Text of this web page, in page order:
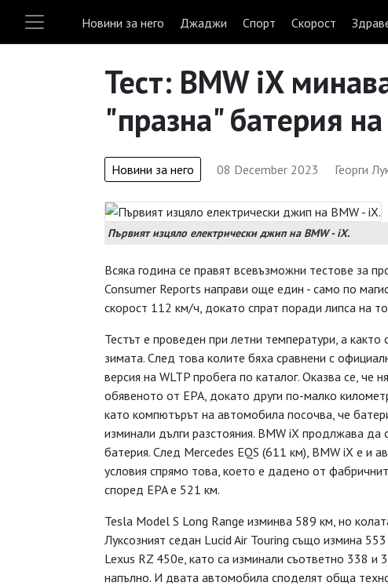
Новини за него Джаджи Спорт Скорост
Тест: BMW iX
"празна" батерия
Новини за него 08 December 2023 Георги
Първият изцяло електрически джип на BMW - iX.
Всяка година се правят всевъзможни тестове за
Consumer Reports направи още един - само по
скорост 112 км/ч, докато спрат поради липса на
Тестът е проведен при летни температури, а
зимата. След това колите бяха сравнени с
версия на WLTP пробега по каталог. Оказва се, че
обявеното от EPA, докато други по-малко
като компютърът на автомобила посочва, че
изминали дълги разстояния. BMW iX продлжава
батерия. След Mercedes EQS (611 км), BMW iX е и
условия спрямо това, което е дадено от
според EPA е 521 км.
Tesla Model S Long Range изминва 589 км, но
Луксозният седан Lucid Air Touring също измина
Lexus RZ 450e, като са изминали съответно 338 и
напълно. И двата автомобила споделят обща